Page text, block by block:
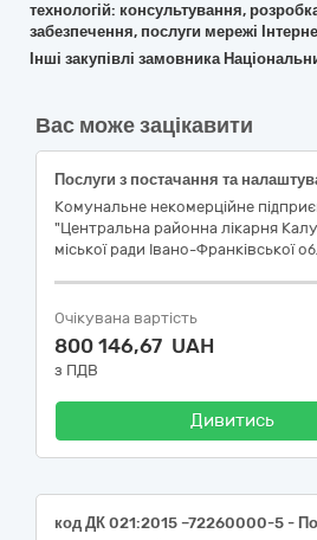
технологій: консультування,
забезпечення, послуги мережі
Інші закупівлі замовника
Вас може зацікавити
Комунальне некомерційне
"Центральна районна лікарня
міської ради Івано-Франківської
Очікувана вартість
800 146,67 UAH
з ПДВ
Дивитись